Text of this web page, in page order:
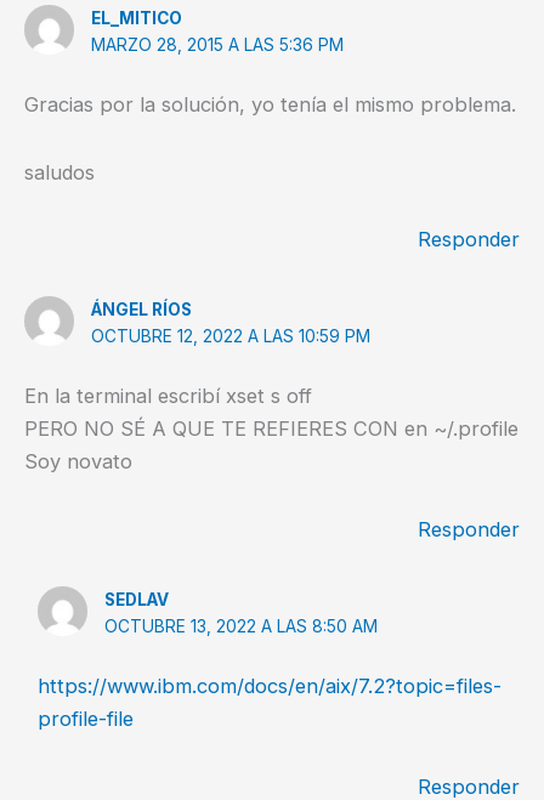
EL_MITICO
MARZO 28, 2015 A LAS 5:36 PM
Gracias por la solución, yo tenía el mismo problema.
saludos
Responder
ÁNGEL RÍOS
OCTUBRE 12, 2022 A LAS 10:59 PM
En la terminal escribí xset s off
PERO NO SÉ A QUE TE REFIERES CON en ~/.profile
Soy novato
Responder
SEDLAV
OCTUBRE 13, 2022 A LAS 8:50 AM
https://www.ibm.com/docs/en/aix/7.2?topic=files-
profile-file
Responder